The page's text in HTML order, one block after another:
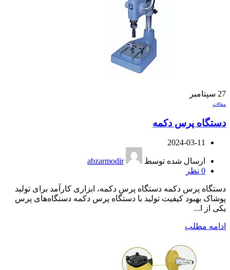
27 سپتامبر
مقالات
دستگاه پرس دکمه
2024-03-11
ارسال شده توسط
abzarmodir
0 نظر
دستگاه پرس دکمه دستگاه پرس دکمه، ابزاری کارآمد برای تولید
پوشاک بهبود کیفیت تولید با دستگاه پرس دکمه دستگاه‌های پرس
یکی از ا...
ادامه مطلب